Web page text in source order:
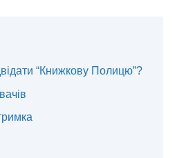
“Книжкову Полицю”?